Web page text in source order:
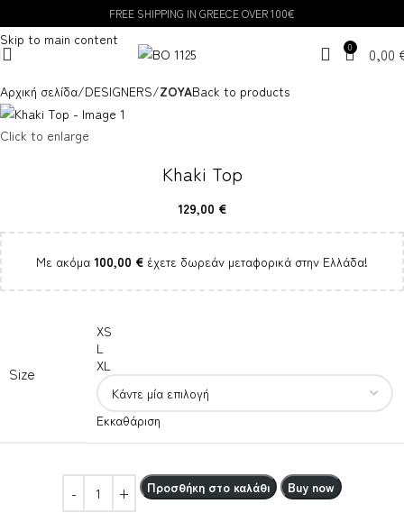
Skip to main content
FREE SHIPPING IN GREECE OVER 100€
0 0,00
Αρχική σελίδα DESIGNERS ZOYABack to products
Click to enlarge
Khaki Top
129,00 €
Με ακόμα 100,00 € έχετε δωρεάν μεταφορικά στην Ελλάδα!
Size
XS
L
XL
Εκκαθάριση
Προσθήκη στο καλάθι Buy now